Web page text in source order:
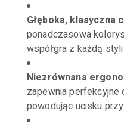
Głęboka, klasyczna
ponadczasowa
współgra z każdą
Niezrównana
zapewnia perfekcyjne
powodując ucisku